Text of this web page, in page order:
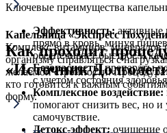
Ключевые преимущества
Эффективность:активные
прямо в кровь, минуя
обеспечивает быстрое и
Безопасность:препараты
с учетом состояния
Комплексное воздействие:
помогают снизить вес, но
самочувствие.
Детокс-эффект: очищение
Капельница «Экспресс
Комплекс витаминов, минералов
организму справляться с
желаемой стройности.
кто готовится к важным
форму.
Как проходит
«Источник